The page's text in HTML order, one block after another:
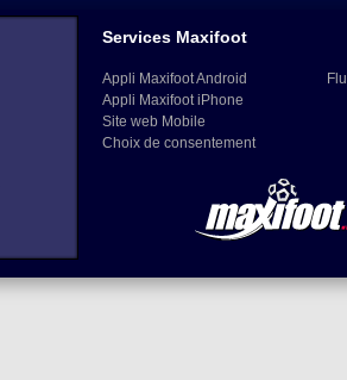
Services Maxifoot
Appli Maxifoot Android
Appli Maxifoot iPhone
Site web Mobile
Choix de consentement